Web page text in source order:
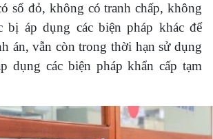
sổ đỏ, không có tranh chấp, không
bị áp dụng các biện pháp khác để
án, vẫn còn trong thời hạn sử dụng
dụng các biện pháp khẩn cấp tạm